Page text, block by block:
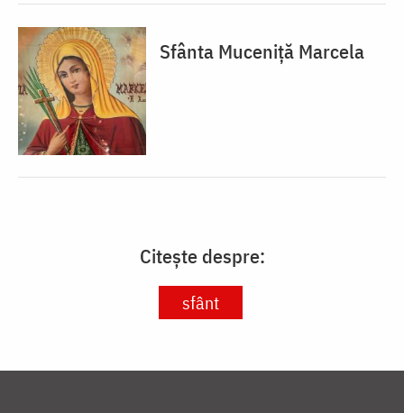
Sfânta Muceniță Marcela
Citește despre:
sfânt